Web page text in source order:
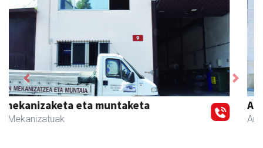
Aldama tapia aholkularitza
Andoain - Aholkularitza
Previous Next